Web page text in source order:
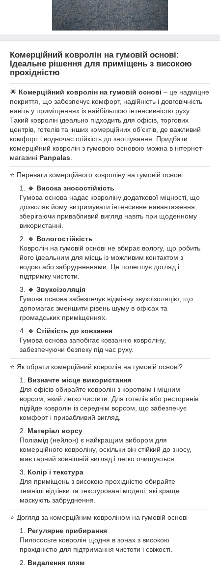
Комерційний ковролін на гумовій основі:
Ідеальне рішення для приміщень з високою
прохідністю
🌟 Комерційний ковролін на гумовій основі – це надміцне
покриття, що забезпечує комфорт, надійність і довговічність
навіть у приміщеннях із найбільшою інтенсивністю руху.
Такий ковролін ідеально підходить для офісів, торгових
центрів, готелів та інших комерційних об’єктів, де важливий
комфорт і водночас стійкість до зношування. Придбати
комерційний ковролін з гумовою основою можна в інтернет-
магазині Panpalas
⭐️ Переваги комерційного ковроліну на гумовій основі
🔹 Висока зносостійкість
Гумова основа надає ковроліну додаткової міцності, що
дозволяє йому витримувати інтенсивне навантаження,
зберігаючи привабливий вигляд навіть при щоденному
використанні.
🔹 Вологостійкість
Ковролін на гумовій основі не вбирає вологу, що робить
його ідеальним для місць із можливим контактом з
водою або забрудненнями. Це полегшує догляд і
підтримку чистоти.
🔹 Звукоізоляція
Гумова основа забезпечує відмінну звукоізоляцію, що
допомагає зменшити рівень шуму в офісах та
громадських приміщеннях.
🔹 Стійкість до ковзання
Гумова основа запобігає ковзанню ковроліну,
забезпечуючи безпеку під час руху.
⭐️ Як обрати комерційний ковролін на гумовій основі?
Визначте місце використання
Для офісів обирайте ковролін з коротким і міцним
ворсом, який легко чистити. Для готелів або ресторанів
підійде ковролін із середнім ворсом, що забезпечує
комфорт і привабливий вигляд.
Матеріал ворсу
Поліамід (нейлон) є найкращим вибором для
комерційного ковроліну, оскільки він стійкий до зносу,
має гарний зовнішній вигляд і легко очищується.
Колір і текстура
Для приміщень з високою прохідністю обирайте
темніші відтінки та текстуровані моделі, які краще
маскують забруднення.
⭐️ Догляд за комерційним ковроліном на гумовій основі
Регулярне прибирання
Пилососьте ковролін щодня в зонах з високою
прохідністю для підтримання чистоти і свіжості.
Видалення плям